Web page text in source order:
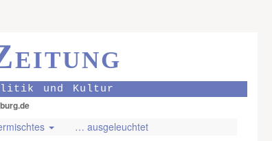
und Kultur
… ausgeleuchtet